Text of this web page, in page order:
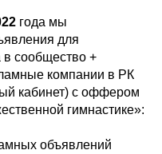
года мы
для
в сообщество +
компании в РК
кабинет) с оффером
гимнастике»:
объявлений